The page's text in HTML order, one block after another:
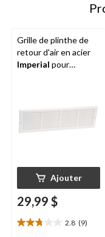
Grille de plinthe de
retour d'air en acier
Imperial pour
6 po
Ajouter
29,99 $
2.8 (9)
2.8